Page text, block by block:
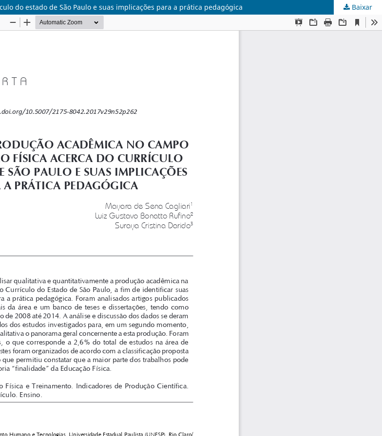
do estado de São Paulo e suas implicações para a prática pedagógica Baixar